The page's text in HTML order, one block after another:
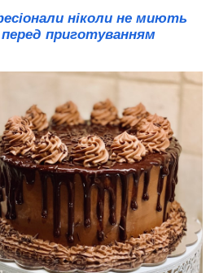
ніколи не миють
перед приготуванням